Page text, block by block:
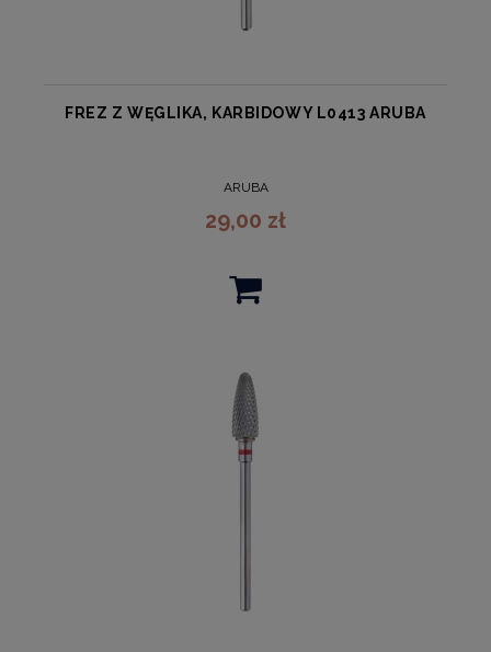
FREZ Z WĘGLIKA, KARBIDOWY L0413 ARUBA
ARUBA
29,00 zł